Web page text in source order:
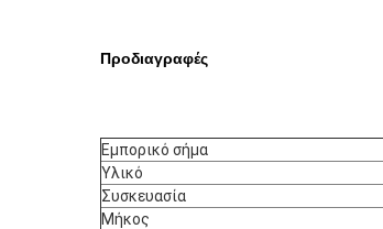
Προδιαγραφές
Εμπορικό σήμα
Υλικό
Συσκευασία
Μήκος